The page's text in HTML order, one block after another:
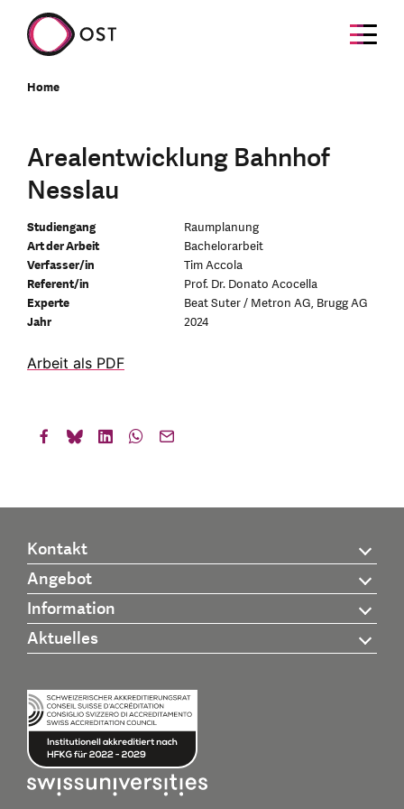
Home
Arealentwicklung Bahnhof
Nesslau
Studiengang
Raumplanung
Art der Arbeit
Bachelorarbeit
Verfasser/in
Tim Accola
Referent/in
Prof. Dr. Donato Acocella
Experte
Beat Suter / Metron AG, Brugg AG
Jahr
2024
Arbeit als PDF
Kontakt
Angebot
Information
Aktuelles